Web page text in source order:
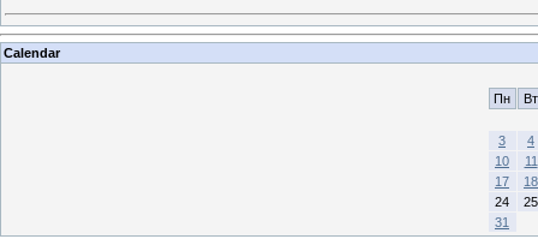
Calendar
Пн Вт
3
4
10
11
17
18
24
25
31